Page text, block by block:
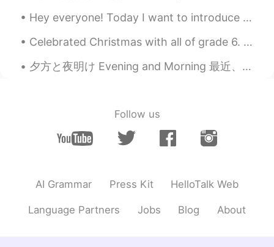
JP EN
自分が成長したいと思うものに終わりはな
EN
んないけど、日
最近、何でかよく分か
ないけど、日
Hey everyone! Today I want to introduce you guys to a hidden gem that not many people know about ...
Celebrated Christmas with all of grade 6. My students designed the Christmas poster that represe...
夕方と夜明け Evening and Morning 最近、アメリカには夏時間が始めたので昨日久しぶりに夕方間にジョギングした Recently, we changed to daylight...
Follow us
AI Grammar Press Kit HelloTalk Web
Language Partners Jobs Blog About